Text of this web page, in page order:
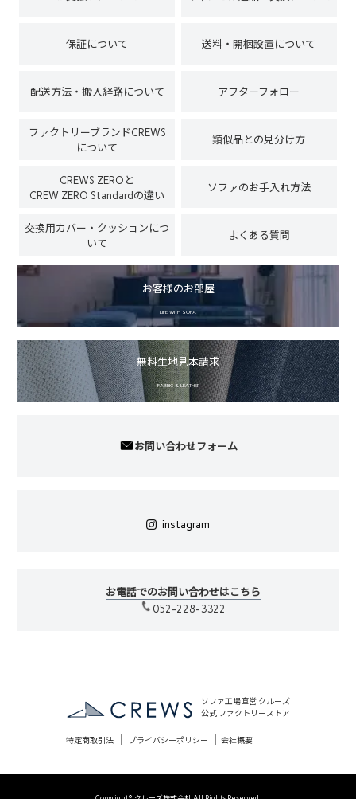
保証について 送料・開梱設置について
配送方法・搬入経路について アフターフォロー
ファクトリーブランドCREWS
について
類似品との見分け方
CREWS ZEROと
CREW ZERO Standardの違い
ソファのお手入れ方法
交換用カバー・クッションにつ
いて
よくある質問
お客様のお部屋
LIFE WITH SOFA
無料生地見本請求
FABRIC & LEATHER
お問い合わせフォーム
instagram
ソファ工場直営 クルーズ
公式 ファクトリーストア
特定商取引法 プライバシーポリシー 会社概要
お電話でのお問い合わせはこちら
052-228-3322